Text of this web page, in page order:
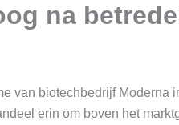
na
van biotechbedrijf Moderna
erin om boven het